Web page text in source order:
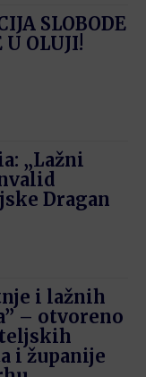
SLOBODE
U OLUJI!
„Lažni
Dragan
i lažnih
– otvoreno
i županije